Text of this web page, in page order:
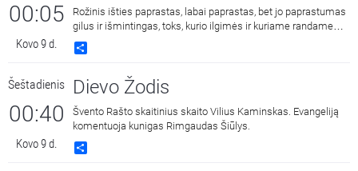
00:05
Kovo 9 d.
Rožinis išties paprastas, labai paprastas, bet jo paprastumas
gilus ir išmintingas, toks, kurio ilgimės ir kuriame randame
ramybę.
Šeštadienis
00:40
Kovo 9 d.
Dievo Žodis
Švento Rašto skaitinius skaito Vilius Kaminskas. Evangeliją
komentuoja kunigas Rimgaudas Šiūlys.